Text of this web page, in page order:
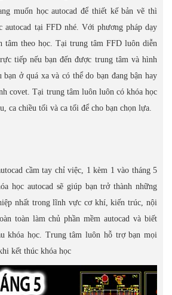
muốn học autocad để thiết kế bản vẽ thì
autocad tại FFD nhé. Với phương pháp dạy
tâm theo học. Tại trung tâm FFD luôn diễn
tiếp nếu bạn đến được trung tâm và hình
ở quá xa và có thể do bạn đang bận hay
covet. Tại trung tâm luôn luôn có khóa học
ca chiều tối và ca tối để cho bạn chọn lựa.
cầm tay chỉ việc, 1 kèm 1 vào tháng 5
học autocad sẽ giúp bạn trở thành những
nhất trong lĩnh vực cơ khí, kiến trúc, nội
toàn làm chủ phần mềm autocad và biết
khóa học. Trung tâm luôn hỗ trợ bạn mọi
kết thúc khóa học